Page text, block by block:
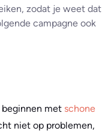
zodat je weet dat
campagne ook
met schone
niet op problemen,